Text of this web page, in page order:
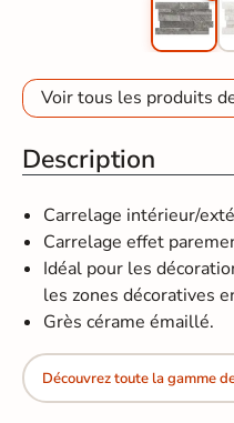
Voir tous les produits
Description
Carrelage intérieur/
Carrelage effet
Idéal pour les
les zones décoratives
Grès cérame émaillé.
Découvrez toute la gamme